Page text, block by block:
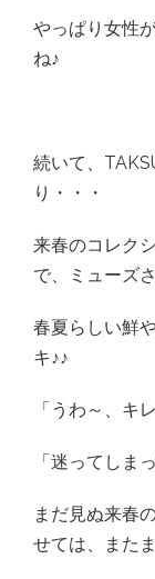
やっぱり女性
ね♪
続いて、
り・・・
来春のコレク
で、ミューズ
春夏らしい鮮
キ♪♪
「うわ～、キ
「迷ってしま
まだ見ぬ来春
せては、また